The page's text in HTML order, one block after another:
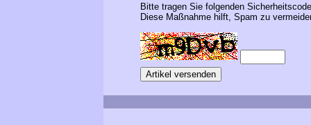
Bitte tragen Sie folgenden
Diese Maßnahme hilft, Spam zu